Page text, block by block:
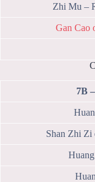
Zhi Mu –
Gan Cao
7B
Shan Zhi Zi